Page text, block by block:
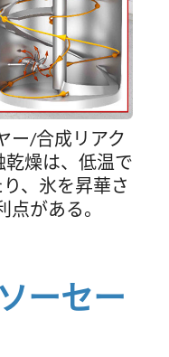
ー/合成リアク
燥は、低温で
、氷を昇華さ
がある。
ーセー